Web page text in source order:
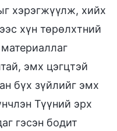
хэрэгжүүлж, хийх
хүн төрөлхтний
эмх цэгцтэй
бүх зүйлийг эмх
Түүний эрх
гэсэн бодит